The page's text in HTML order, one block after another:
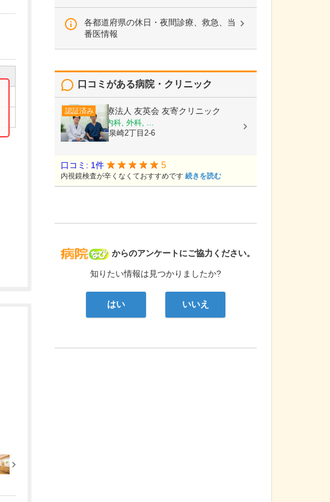
各都道府県の休日・夜間診療、救急、当
番医情報
病院なび
からのアンケートにご協力ください。
知りたい情報は見つかりましたか?
はい いいえ
口コミがある病院・クリニック
認証済み 医療法人 友英会 友寄クリニック
内科, 消化器内科, 外科, ...
沖縄県那覇市泉崎2丁目2-6
口コミ: 1件 5
内視鏡検査が辛くなくておすすめです 続きを読む